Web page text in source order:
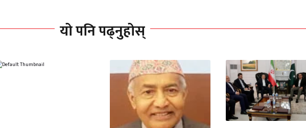
यो पनि पढ्नुहोस्